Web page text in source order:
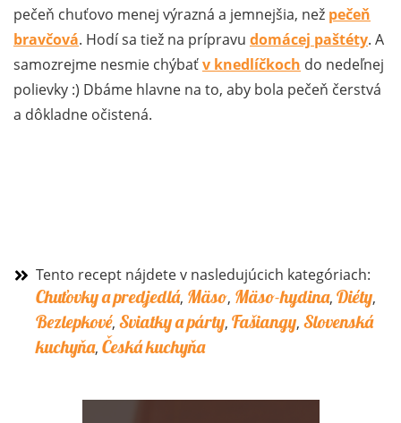
pečeň chuťovo menej výrazná a jemnejšia, než pečeň
bravčová. Hodí sa tiež na prípravu domácej paštéty. A
samozrejme nesmie chýbaťv knedlíčkoch do nedeľnej
polievky :) Dbáme hlavne na to, aby bola pečeň čerstvá
a dôkladne očistená.
Tento recept nájdete v nasledujúcich kategóriach:
Chuťovky a predjedlá, Mäso, Mäso-hydina, Diéty,
Bezlepkové, Sviatky a párty, Fašiangy, Slovenská
kuchyňa, Česká kuchyňa